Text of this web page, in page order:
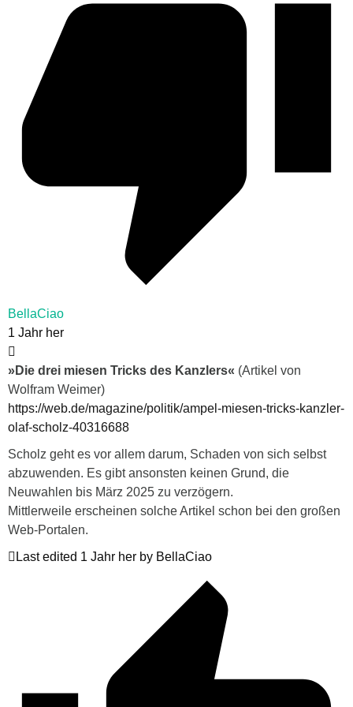
BellaCiao
1 Jahr her
»Die drei miesen Tricks des Kanzlers« (Artikel von
Wolfram Weimer)
https://web.de/magazine/politik/ampel-miesen-tricks-kanzler-
olaf-scholz-40316688
Scholz geht es vor allem darum, Schaden von sich selbst
abzuwenden. Es gibt ansonsten keinen Grund, die
Neuwahlen bis März 2025 zu verzögern.
Mittlerweile erscheinen solche Artikel schon bei den großen
Web-Portalen.
Last edited 1 Jahr her by BellaCiao